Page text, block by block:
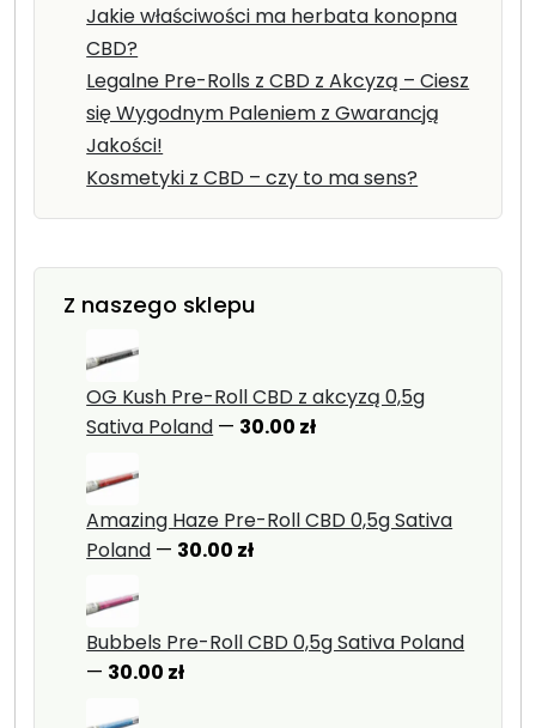
Jakie właściwości ma herbata konopna
CBD?
Legalne Pre-Rolls z CBD z Akcyzą – Ciesz
się Wygodnym Paleniem z Gwarancją
Jakości!
Kosmetyki z CBD – czy to ma sens?
Z naszego sklepu
OG Kush Pre-Roll CBD z akcyzą 0,5g
Sativa Poland — 30.00 zł
Amazing Haze Pre-Roll CBD 0,5g Sativa
Poland — 30.00 zł
Bubbels Pre-Roll CBD 0,5g Sativa Poland
— 30.00 zł